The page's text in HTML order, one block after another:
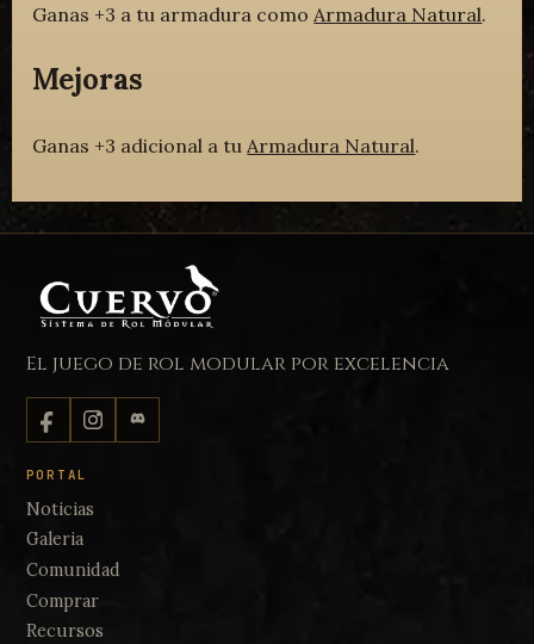
Ganas +3 a tu armadura como Armadura Natural.
Mejoras
Ganas +3 adicional a tu Armadura Natural.
El juego de rol modular por excelencia
PORTAL
Noticias
Galeria
Comunidad
Comprar
Recursos